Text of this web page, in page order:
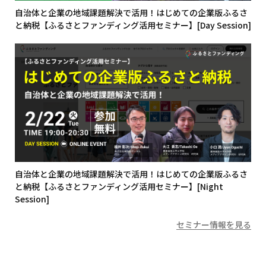
自治体と企業の地域課題解決で活用！はじめての企業版ふるさ
と納税【ふるさとファンディング活用セミナー】[Day Session]
自治体と企業の地域課題解決で活用！はじめての企業版ふるさ
と納税【ふるさとファンディング活用セミナー】[Night
Session]
セミナー情報を見る